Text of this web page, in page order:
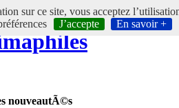
sur ce site, vous acceptez
J’accepte En savoir +
nouveautÃ©s